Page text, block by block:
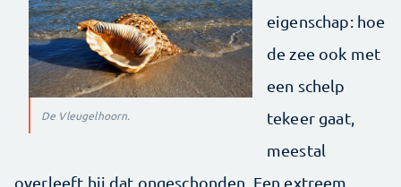
De Vleugelhoorn.
eigenschap: hoe
de zee ook met
een schelp
tekeer gaat,
meestal
overleeft hij dat ongeschonden. Een extreem